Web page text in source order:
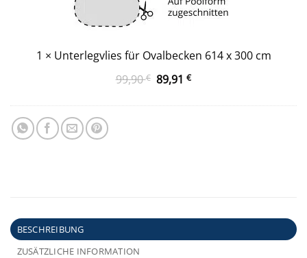
1 × Unterlegvlies für Ovalbecken 614 x 300 cm
99,90€ Ursprünglicher
89,91€Aktueller
BESCHREIBUNG
ZUSÄTZLICHE INFORMATION